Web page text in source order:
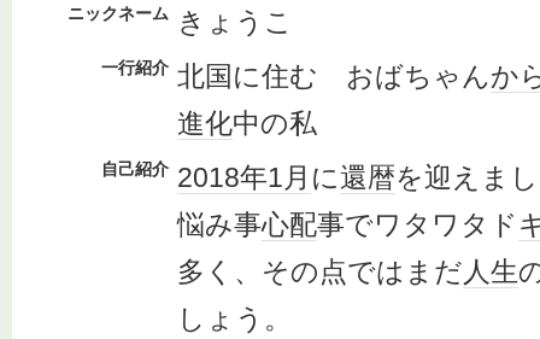
ニックネーム きょうこ
一行紹介 北国に住む おばちゃんか
進化中の私
自己紹介 2018年1月 に還暦を迎えま
悩み事心配事でワタワタド
多く、その点ではまだ人生
しょう。